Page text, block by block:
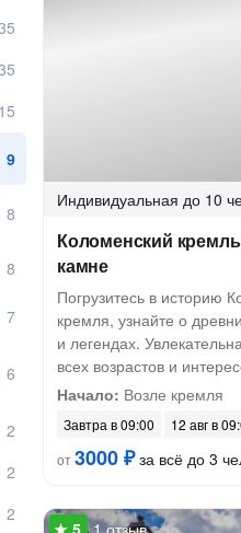
Индивидуальная до 10
Коломенский
камне
Погрузитесь в историю
кремля, узнайте о
и легендах.
всех возрастов и
Начало: Возле кремля
Завтра в 09:00
12 авг в
от3000 ₽за всё до 3
1 отзыв